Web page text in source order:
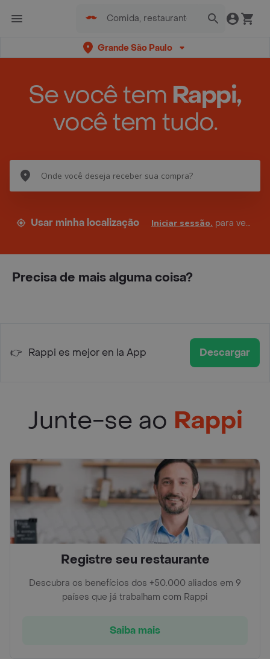
Grande São Paulo
Se você tem Rappi,
você tem tudo.
Usar minha localização Iniciar sessão. para ver seus endereços
Precisa de mais alguma coisa?
👉 Rappi es mejor en la App Descargar
Junte-se ao Rappi
Registre seu restaurante
Descubra os benefícios dos +50.000 aliados em 9
países que já trabalham com Rappi
Saiba mais